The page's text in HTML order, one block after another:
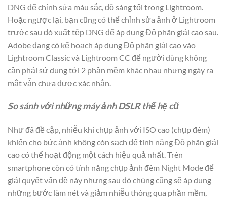
DNG để chỉnh sửa màu sắc, độ sáng tối trong Lightroom.
Hoặc ngược lại, bạn cũng có thể chỉnh sửa ảnh ở Lightroom
trước sau đó xuất tệp DNG để áp dụng Độ phân giải cao sau.
Adobe đang có kế hoạch áp dụng Độ phân giải cao vào
Lightroom Classic và Lightroom CC để người dùng không
cần phải sử dụng tới 2 phần mềm khác nhau nhưng ngày ra
mắt vẫn chưa được xác nhận.
So sánh với những máy ảnh DSLR thế hệ cũ
Như đã đề cập, nhiễu khi chụp ảnh với ISO cao (chụp đêm)
khiến cho bức ảnh không còn sạch để tính năng Độ phân giải
cao có thể hoạt động một cách hiệu quả nhất. Trên
smartphone còn có tính năng chụp ảnh đêm Night Mode để
giải quyết vấn đề này nhưng sau đó chúng cũng sẽ áp dụng
những bước làm nét và giảm nhiễu thông qua phần mềm,